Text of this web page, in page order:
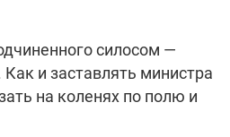
силосом —
и заставлять министра
на коленях по полю и